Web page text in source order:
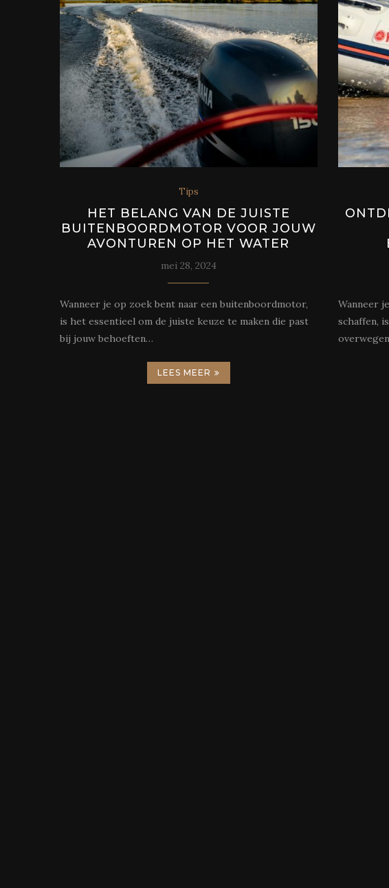
Tips
HET BELANG VAN DE JUISTE
BUITENBOORDMOTOR VOOR JOUW
AVONTUREN OP HET WATER
mei 28, 2024
Wanneer je op zoek bent naar een buitenboordmotor,
is het essentieel om de juiste keuze te maken die past
bij jouw behoeften…
LEES MEER
Wanneer
schaffen,